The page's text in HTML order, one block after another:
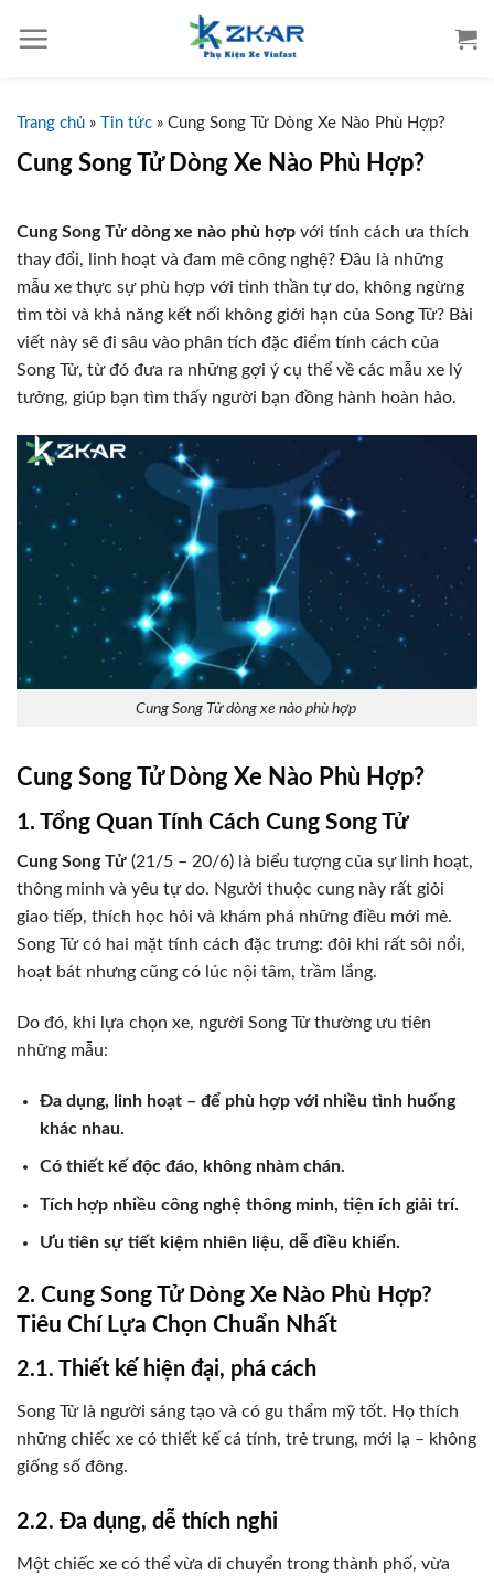
Trang chủ » Tin tức » Cung Song Tử Dòng Xe Nào Phù Hợp?
Cung Song Tử Dòng Xe Nào Phù Hợp?
Cung Song Tử dòng xe nào phù hợp với tính cách ưa thích
thay đổi, linh hoạt và đam mê công nghệ? Đâu là những
mẫu xe thực sự phù hợp với tinh thần tự do, không ngừng
tìm tòi và khả năng kết nối không giới hạn của Song Tử? Bài
viết này sẽ đi sâu vào phân tích đặc điểm tính cách của
Song Tử, từ đó đưa ra những gợi ý cụ thể về các mẫu xe lý
tưởng, giúp bạn tìm thấy người bạn đồng hành hoàn hảo.
Cung Song Tử dòng xe nào phù hợp
Cung Song Tử Dòng Xe Nào Phù Hợp?
1. Tổng Quan Tính Cách Cung Song Tử
Cung Song Tử (21/5 – 20/6) là biểu tượng của sự linh hoạt,
thông minh và yêu tự do. Người thuộc cung này rất giỏi
giao tiếp, thích học hỏi và khám phá những điều mới mẻ.
Song Tử có hai mặt tính cách đặc trưng: đôi khi rất sôi nổi,
hoạt bát nhưng cũng có lúc nội tâm, trầm lắng.
Do đó, khi lựa chọn xe, người Song Tử thường ưu tiên
những mẫu:
Đa dụng, linh hoạt – để phù hợp với nhiều tình huống
khác nhau.
Có thiết kế độc đáo, không nhàm chán.
Tích hợp nhiều công nghệ thông minh, tiện ích giải trí.
Ưu tiên sự tiết kiệm nhiên liệu, dễ điều khiển.
2. Cung Song Tử Dòng Xe Nào Phù Hợp?
Tiêu Chí Lựa Chọn Chuẩn Nhất
2.1. Thiết kế hiện đại, phá cách
Song Tử là người sáng tạo và có gu thẩm mỹ tốt. Họ thích
những chiếc xe có thiết kế cá tính, trẻ trung, mới lạ – không
giống số đông.
2.2. Đa dụng, dễ thích nghi
Một chiếc xe có thể vừa di chuyển trong thành phố, vừa